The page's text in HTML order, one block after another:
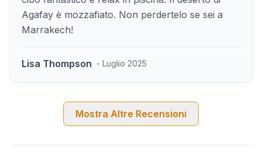
Agafay è mozzafiato. Non perdertelo se sei a
Marrakech!
Lisa Thompson - Luglio 2025
Mostra Altre Recensioni